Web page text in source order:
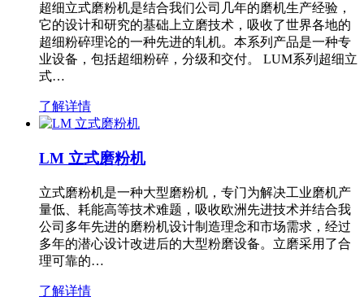
超细立式磨粉机是结合我们公司几年的磨机生产经验，
它的设计和研究的基础上立磨技术，吸收了世界各地的
超细粉碎理论的一种先进的轧机。本系列产品是一种专
业设备，包括超细粉碎，分级和交付。 LUM系列超细立
式…
了解详情
LM 立式磨粉机
立式磨粉机是一种大型磨粉机，专门为解决工业磨机产
量低、耗能高等技术难题，吸收欧洲先进技术并结合我
公司多年先进的磨粉机设计制造理念和市场需求，经过
多年的潜心设计改进后的大型粉磨设备。立磨采用了合
理可靠的…
了解详情